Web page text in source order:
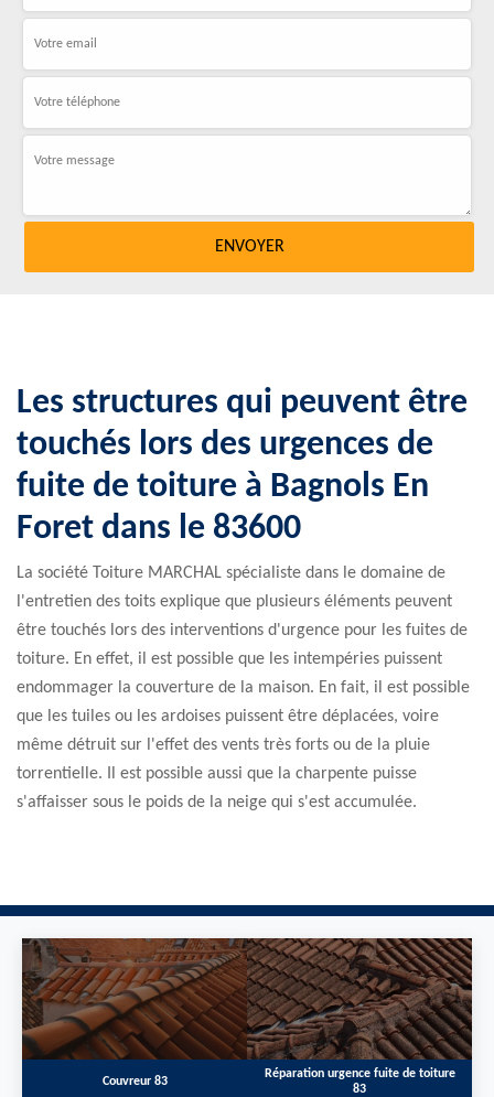
Les structures qui peuvent être
touchés lors des urgences de
fuite de toiture à Bagnols En
Foret dans le 83600
La société Toiture MARCHAL spécialiste dans le domaine de
l'entretien des toits explique que plusieurs éléments peuvent
être touchés lors des interventions d'urgence pour les fuites de
toiture. En effet, il est possible que les intempéries puissent
endommager la couverture de la maison. En fait, il est possible
que les tuiles ou les ardoises puissent être déplacées, voire
même détruit sur l'effet des vents très forts ou de la pluie
torrentielle. Il est possible aussi que la charpente puisse
s'affaisser sous le poids de la neige qui s'est accumulée.
Couvreur 83
Réparation urgence fuite de toiture
83